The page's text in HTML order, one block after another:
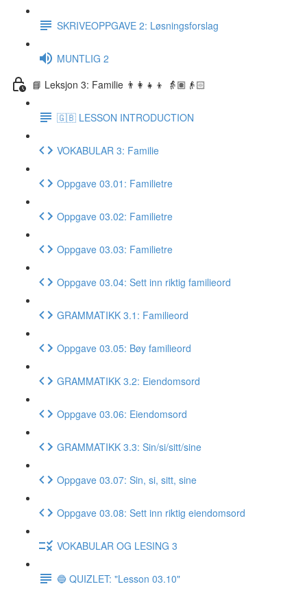
SKRIVEOPPGAVE 2: Løsningsforslag
MUNTLIG 2
📘 Leksjon 3: Familie 👨‍👩‍👧‍👦 👵🏽👴🏻
🇬🇧 LESSON INTRODUCTION
VOKABULAR 3: Familie
Oppgave 03.01: Familietre
Oppgave 03.02: Familietre
Oppgave 03.03: Familietre
Oppgave 03.04: Sett inn riktig familieord
GRAMMATIKK 3.1: Familieord
Oppgave 03.05: Bøy familieord
GRAMMATIKK 3.2: Eiendomsord
Oppgave 03.06: Eiendomsord
GRAMMATIKK 3.3: Sin/si/sitt/sine
Oppgave 03.07: Sin, si, sitt, sine
Oppgave 03.08: Sett inn riktig eiendomsord
VOKABULAR OG LESING 3
🔵 QUIZLET: "Lesson 03.10"